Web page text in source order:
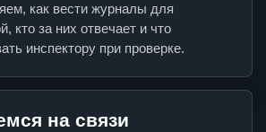
как вести журналы для
кто за них отвечает и что
инспектору при проверке.
на связи